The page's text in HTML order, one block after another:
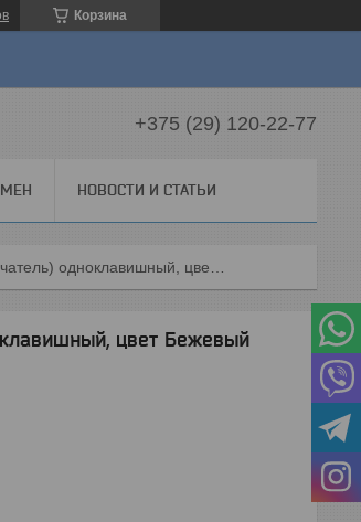
Корзина
+375 (29) 120-22-77
НОВОСТИ И СТАТЬИ
цвет Бежевый